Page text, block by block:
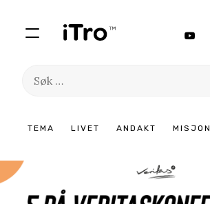
TEMA LIVET ANDAKT MISJON
Søk
innhold